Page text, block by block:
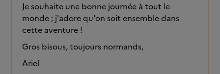
Je souhaite une bonne journée à tout le
monde ; j'adore qu'on soit ensemble dans
cette aventure !
Gros bisous, toujours normands,
Ariel